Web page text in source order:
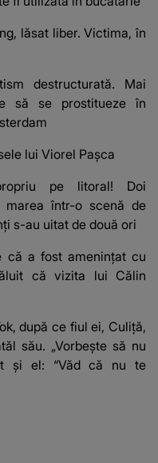
lăsat liber. Victima, în
destructurată. Mai
să se prostitueze în
lui Viorel Pașca
pe litoral! Doi
marea într-o scenă de
s-au uitat de două ori
că a fost amenințat cu
că vizita lui Călin
după ce fiul ei, Culiță,
său. „Vorbește să nu
și el: “Văd că nu te